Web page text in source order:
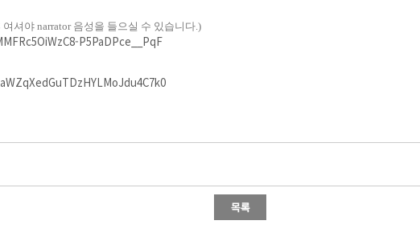
여셔야 narrator 음성을 들으실 수 있습니다.)
P5PaDPce__PqF